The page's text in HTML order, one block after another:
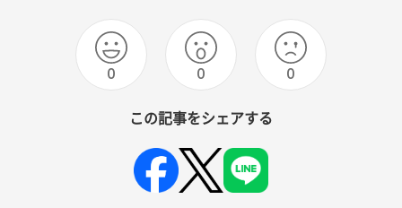
0 0 0
この記事をシェアする